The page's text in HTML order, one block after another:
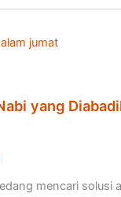
yang
mencari solusi